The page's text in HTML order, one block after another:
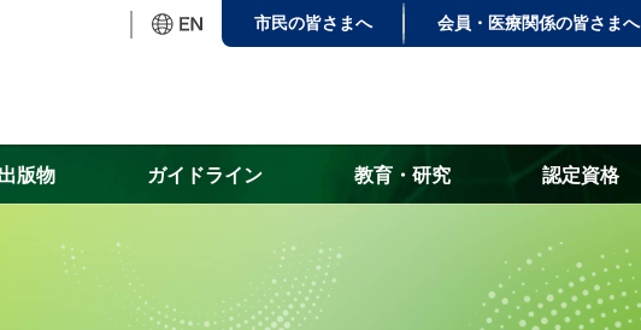
市民の皆さまへ 会員・医療関係の皆さまへ
版物 ガイドライン 教育・研究 認定資格